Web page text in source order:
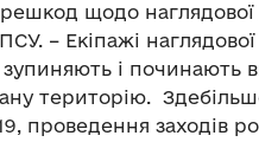
щодо
– Екіпажі
і починають
територію.
проведення заходів